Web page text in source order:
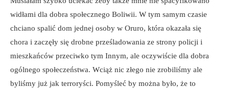
widłami dla dobra społecznego Boliwii. W tym samym czasie
chciano spalić dom jednej osoby w Oruro, która okazała się
chora i zaczęły się drobne prześladowania ze strony policji i
mieszkańców przeciwko tym Innym, ale oczywiście dla dobra
ogólnego społeczeństwa. Wciąż nic złego nie zrobiliśmy ale
byliśmy już jak terroryści. Pomyśleć by można było, że to